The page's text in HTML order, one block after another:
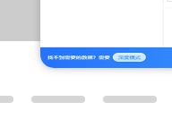
复数据
描预览
保障!